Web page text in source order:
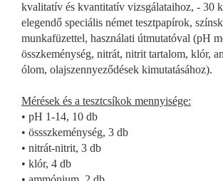
kvalitatív és kvantitatív vizsgálataihoz, - 30
elegendő speciális német tesztpapírok,
munkafüzettel, használati útmutatóval (pH
összkeménység, nitrát, nitrit tartalom, klór,
ólom, olajszennyeződések kimutatásához).
Mérések és a tesztcsíkok mennyisége:
• pH 1-14, 10 db
• össszkeménység, 3 db
• nitrát-nitrit, 3 db
• klór, 4 db